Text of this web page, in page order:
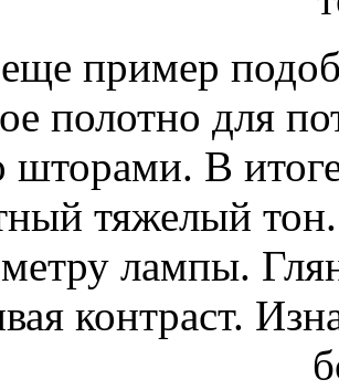
пример
полотно для
шторами. В
тяжелый
лампы.
контраст.